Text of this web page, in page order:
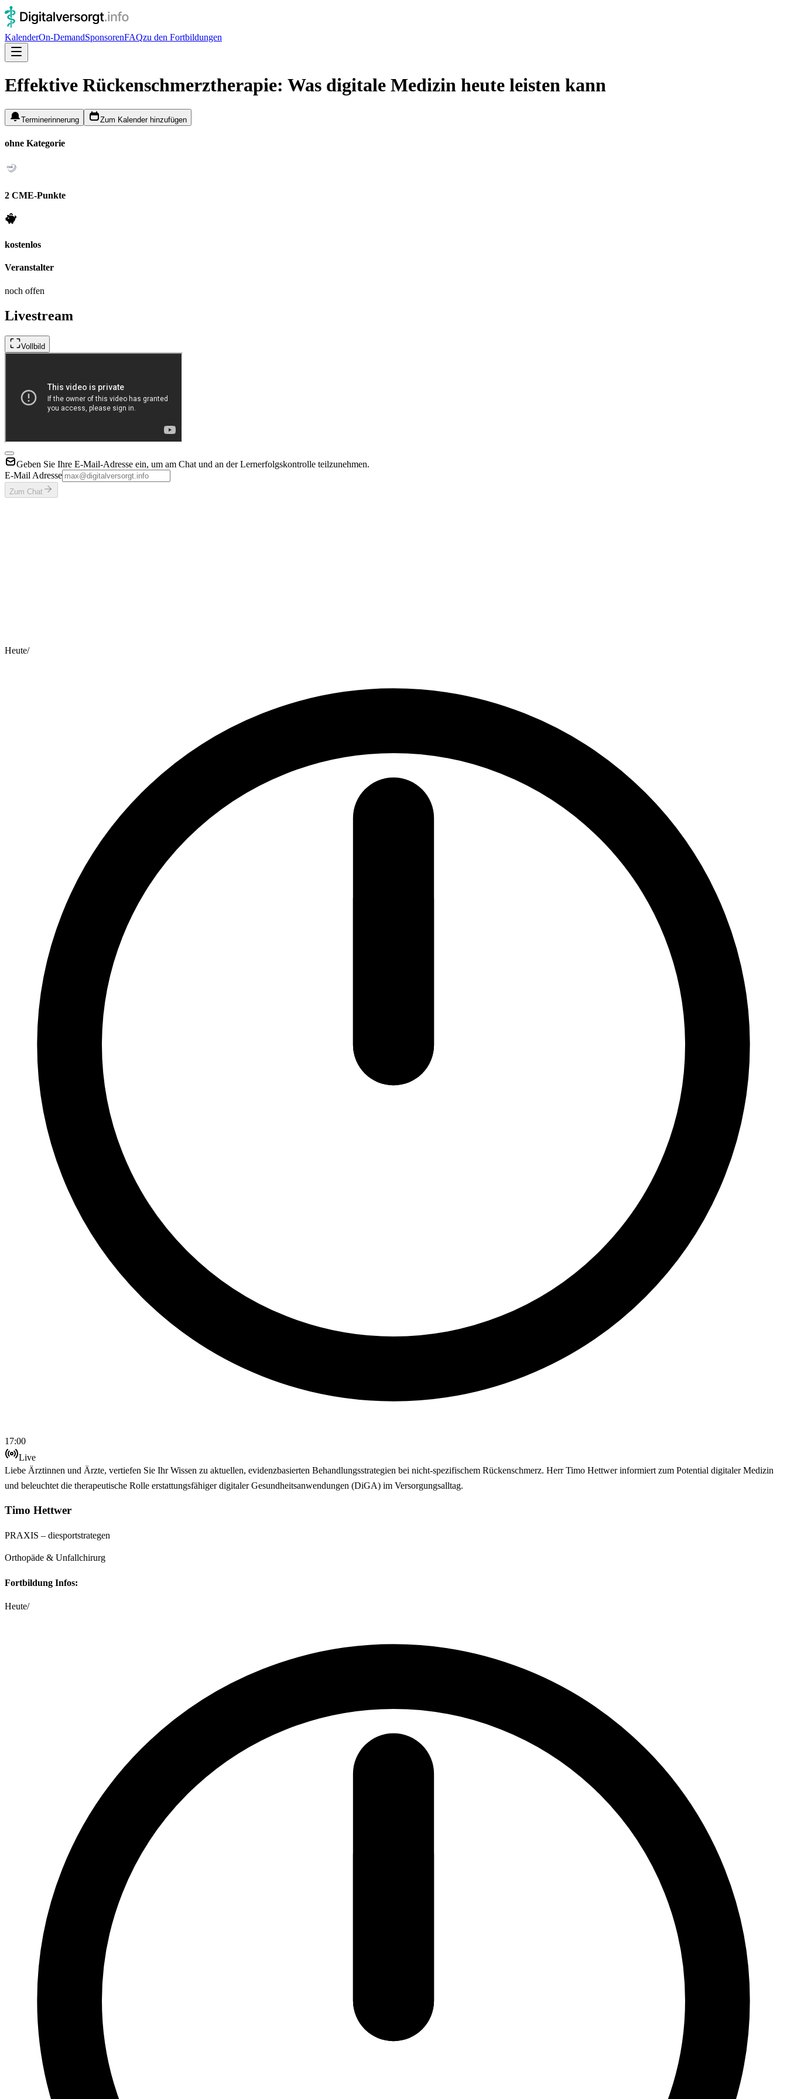
KalenderOn-DemandSponsorenFAQzu den Fortbildungen
Effektive Rückenschmerztherapie: Was digitale Medizin heute leisten kann
Terminerinnerung Zum Kalender hinzufügen
ohne Kategorie
2 CME-Punkte
kostenlos
Veranstalter
noch offen
Livestream
Vollbild
Geben Sie Ihre E-Mail-Adresse ein, um am Chat und an der Lernerfolgskontrolle teilzunehmen.
E-Mail Adresse
Zum Chat
Heute/
17:00
Live
Liebe Ärztinnen und Ärzte, vertiefen Sie Ihr Wissen zu aktuellen, evidenzbasierten Behandlungsstrategien bei nicht-spezifischem Rückenschmerz. Herr Timo Hettwer informiert zum Potential digitaler Medizin
und beleuchtet die therapeutische Rolle erstattungsfähiger digitaler Gesundheitsanwendungen (DiGA) im Versorgungsalltag.
Timo Hettwer
PRAXIS – diesportstrategen
Orthopäde & Unfallchirurg
Fortbildung Infos:
Heute/